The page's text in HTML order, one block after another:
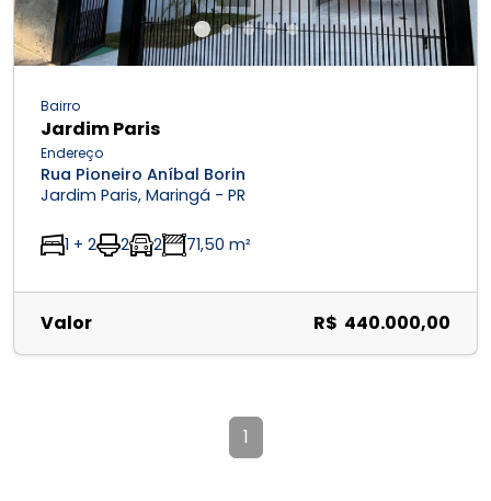
Bairro
Jardim Paris
Endereço
Rua Pioneiro Aníbal Borin
Jardim Paris, Maringá - PR
1 + 2 2 2 71,50 m²
Valor R$ 440.000,00
1